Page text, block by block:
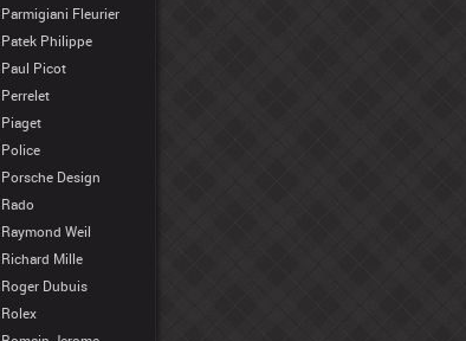
Parmigiani Fleurier
Patek Philippe
Paul Picot
Perrelet
Piaget
Police
Porsche Design
Rado
Raymond Weil
Richard Mille
Roger Dubuis
Rolex